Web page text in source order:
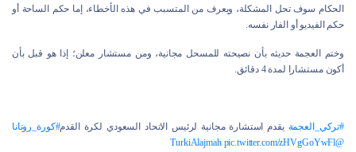
الحكام سوف تحل المشكلة، ويعرف من المتسبب في هذه الأخطاء، إما حكم الساحة أو
حكم الفيديو أو الفار نفسه.
وختم العجمة حديثه بأن نصيحته للمسحل مجانية، ومن مستشار معلن؛ إذا هو قبل بأن
أكون مستشارا لمدة 4 دقائق.
#تركي_العجمة يقدم استشارة مجانية لرئيس الاتحاد السعودي لكرة القدم#كورة_روتانا
@TurkiAlajmah
pic.twitter.com/zHVgGoYwFl